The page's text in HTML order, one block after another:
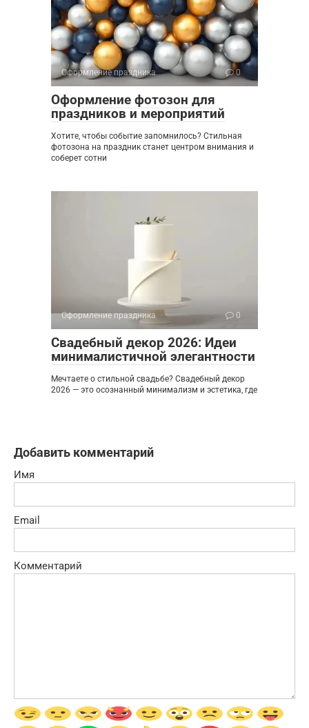
Оформление праздника 0
Оформление фотозон для
праздников и мероприятий
Хотите, чтобы событие запомнилось? Стильная
фотозона на праздник станет центром внимания и
соберет сотни
Оформление праздника 0
Свадебный декор 2026: Идеи
минималистичной элегантности
Мечтаете о стильной свадьбе? Свадебный декор
2026 — это осознанный минимализм и эстетика, где
Добавить комментарий
Имя
Email
Комментарий